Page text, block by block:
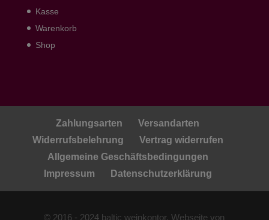
Kasse
Warenkorb
Shop
Zahlungsarten
Versandarten
Widerrufsbelehrung
Vertrag widerrufen
Allgemeine Geschäftsbedingungen
Impressum
Datenschutzerklärung
© 2016 - 2024 baltic weinkontor. Webseite von